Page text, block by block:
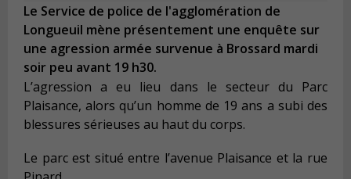
Le Service de police de l'agglomération de
Longueuil mène présentement une enquête sur
une agression armée survenue à Brossard mardi
soir peu avant 19 h30.
L’agression a eu lieu dans le secteur du Parc
Plaisance, alors qu’un homme de 19 ans a subi des
blessures sérieuses au haut du corps.
Le parc est situé entre l’avenue Plaisance et la rue